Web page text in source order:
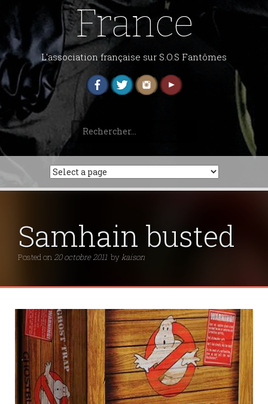
France
L'association française sur S.O.S Fantômes
Rechercher :
Samhain busted
Posted on20 octobre 2011 bykaison